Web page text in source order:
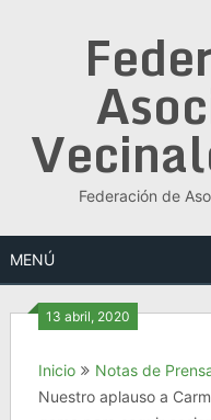
Federación de
MENÚ
13 abril, 2020
Inicio
Notas de
Nuestro aplauso a